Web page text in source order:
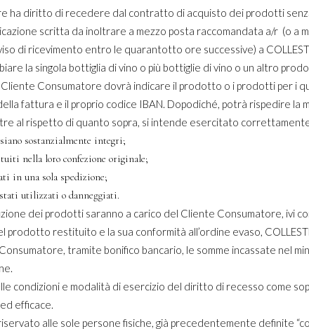
ha diritto di recedere dal contratto di acquisto dei prodotti
scritta da inoltrare a mezzo posta raccomandata a/r (o
di ricevimento entro le quarantotto ore successive) a
la singola bottiglia di vino o più bottiglie di vino o un altro
Cliente Consumatore dovrà indicare il prodotto o i prodotti per i
fattura e il proprio codice IBAN. Dopodiché, potrà rispedire la
al rispetto di quanto sopra, si intende esercitato
sostanzialmente integri;
nella loro confezione originale;
in una sola spedizione;
utilizzati o danneggiati.
dei prodotti saranno a carico del Cliente Consumatore, ivi
prodotto restituito e la sua conformità all’ordine evaso,
tramite bonifico bancario, le somme incassate nel
condizioni e modalità di esercizio del diritto di recesso come
efficace.
alle sole persone fisiche, già precedentemente definite